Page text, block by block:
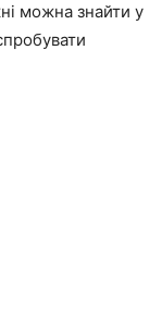
можна знайти у